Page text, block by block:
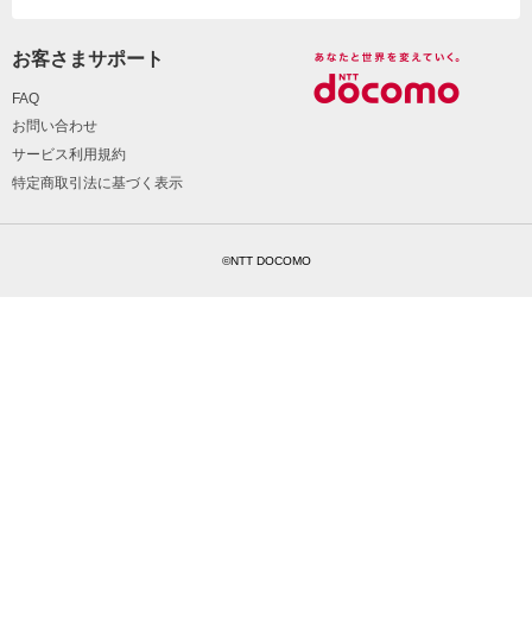
お客さまサポート
FAQ
お問い合わせ
サービス利用規約
特定商取引法に基づく表示
©NTT DOCOMO